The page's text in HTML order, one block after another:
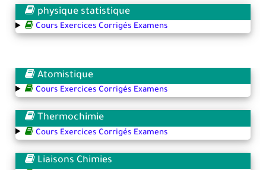
physique statistique
Cours Exercices Corrigés Examens
Atomistique
Cours Exercices Corrigés Examens
Thermochimie
Cours Exercices Corrigés Examens
Liaisons Chimies